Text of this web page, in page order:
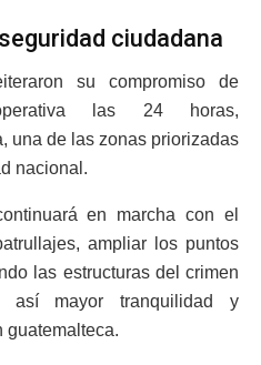
ciudadana
su compromiso de
las 24 horas,
una de las zonas priorizadas
nacional.
en marcha con el
ampliar los puntos
las estructuras del crimen
así mayor tranquilidad y
guatemalteca.